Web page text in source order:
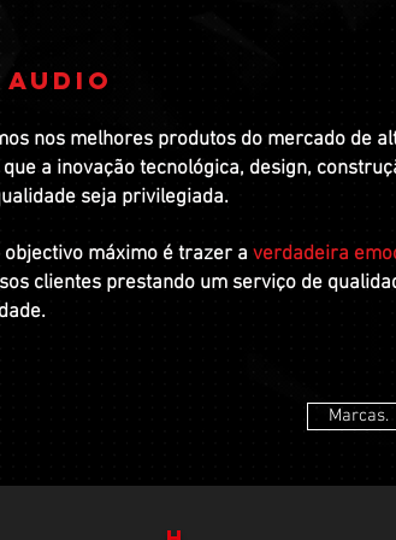
nos melhores produtos do mercado de
a inovação tecnológica, design,
seja privilegiada.
objectivo máximo é trazer a verdadeira
clientes prestando um serviço de
Marcas.